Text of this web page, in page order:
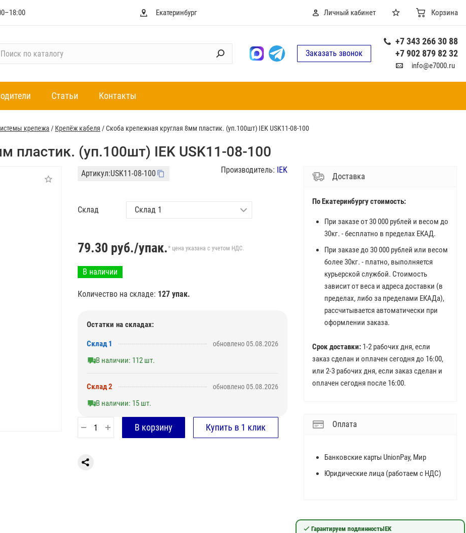
Екатеринбург Личный кабинет Корзина
Заказать звонок
+7 343 266 30 88
+7 902 879 82 32
info@e7000.ru
Статьи Контакты
крепежа / Крепёж кабеля /Скоба крепежная круглая 8мм пластик. (уп.100шт) IEK USK11-08-100
пластик. (уп.100шт) IEK USK11-08-100
Артикул:USK11-08-100 Производитель: IEK
Склад
79.30 руб./упак.* цена указана с учетом НДС.
В наличии
Количество на складе: 127 упак.
Остатки на складах:
Склад 1 обновлено 05.08.2026
В наличии: 112 шт.
Склад 2 обновлено 05.08.2026
В наличии: 15 шт.
Доставка
По Екатеринбургу стоимость:
При заказе от 30 000 рублей и весом до
30кг. - бесплатно в пределах ЕКАД.
При заказе до 30 000 рублей или весом
более 30кг. - платно, выполняется
курьерской службой. Стоимость
зависит от веса и адреса доставки (в
пределах, либо за пределами ЕКАДа),
рассчитывается автоматически при
оформлении заказа.
Срок доставки:1-2 рабочих дня, если
заказ сделан и оплачен сегодня до 16:00,
или 2-3 рабочих дня, если заказ сделан и
оплачен сегодня после 16:00.
Оплата
Банковские карты UnionPay, Мир
Юридические лица (работаем с НДС)
Гарантируем подлинностьIEK